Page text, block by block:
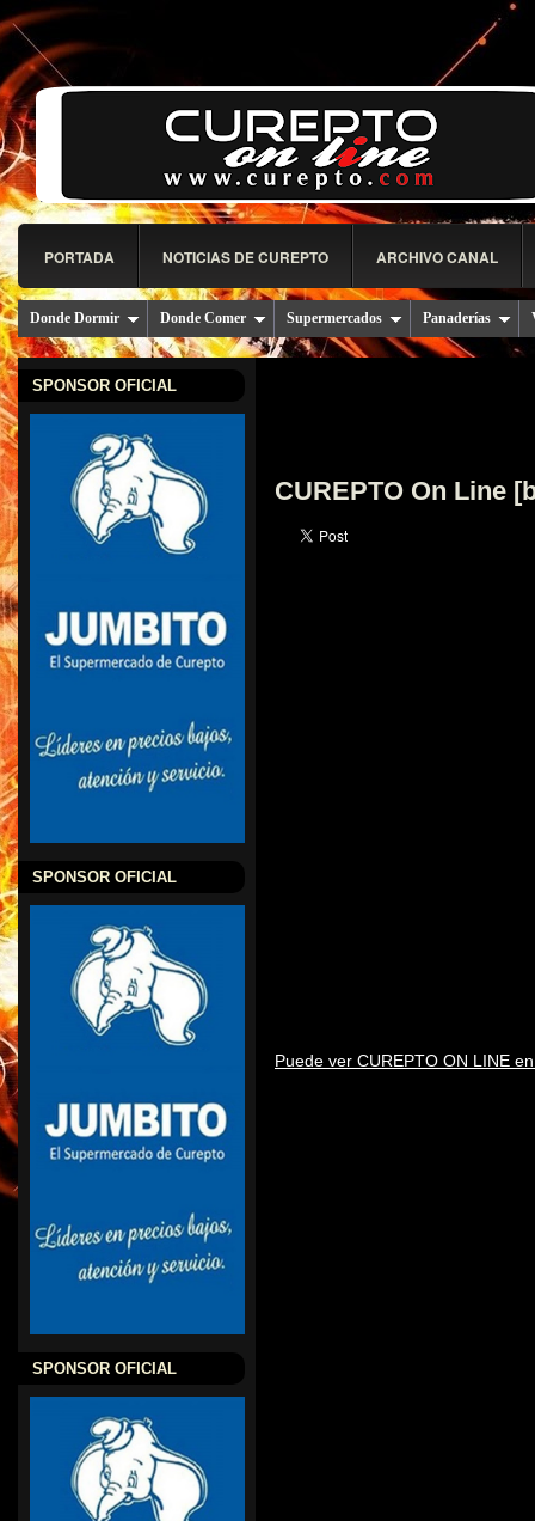
PORTADA NOTICIAS DE CUREPTO ARCHIVO CANAL
Donde Dormir Donde Comer Supermercados Panaderías
SPONSOR OFICIAL
SPONSOR OFICIAL
SPONSOR OFICIAL
CUREPTO On Line
Puede ver CUREPTO ON LINE